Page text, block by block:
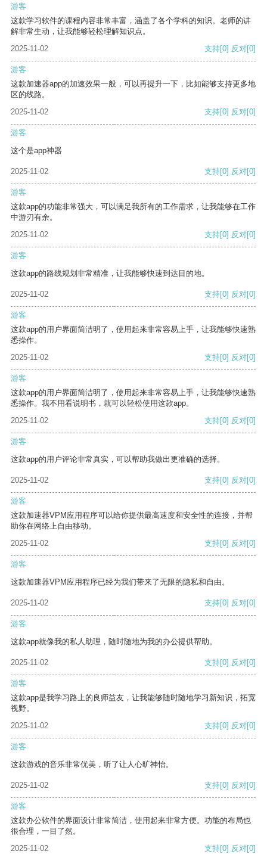
游客
这款学习软件的课程内容非常丰富，涵盖了各个学科的知识。老师的讲
解非常生动，让我能够轻松理解知识点。
2025-11-02
支持[0] 反对[0]
游客
这款加速器app的加速效果一般，可以再提升一下，比如能够支持更多地
区的线路。
2025-11-02
支持[0] 反对[0]
游客
这个是app神器
2025-11-02 支持[0] 反对[0]
游客
这款app的功能非常强大，可以满足我所有的工作需求，让我能够在工作
中游刃有余。
2025-11-02
支持[0] 反对[0]
游客
这款app的路线规划非常精准，让我能够快速到达目的地。
2025-11-02 支持[0] 反对[0]
游客
这款app的用户界面简洁明了，使用起来非常容易上手，让我能够快速熟
悉操作。
2025-11-02
支持[0] 反对[0]
游客
这款app的用户界面简洁明了，使用起来非常容易上手，让我能够快速熟
悉操作。我不用看说明书，就可以轻松使用这款app。
2025-11-02
支持[0] 反对[0]
游客
这款app的用户评论非常真实，可以帮助我做出更准确的选择。
2025-11-02 支持[0] 反对[0]
游客
这款加速器VPM应用程序可以给你提供最高速度和安全性的连接，并帮
助你在网络上自由移动。
2025-11-02
支持[0] 反对[0]
游客
这款加速器VPM应用程序已经为我们带来了无限的隐私和自由。
2025-11-02 支持[0] 反对[0]
游客
这款app就像我的私人助理，随时随地为我的办公提供帮助。
2025-11-02 支持[0] 反对[0]
游客
这款app是我学习路上的良师益友，让我能够随时随地学习新知识，拓宽
视野。
2025-11-02
支持[0] 反对[0]
游客
这款游戏的音乐非常优美，听了让人心旷神怡。
2025-11-02 支持[0] 反对[0]
游客
这款办公软件的界面设计非常简洁，使用起来非常方便。功能的布局也
很合理，一目了然。
2025-11-02
支持[0] 反对[0]